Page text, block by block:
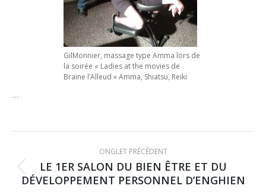
GilMonnier, massage type Amma lors de
la soirée « Ladies at the movies de
Braine l’Alleud » Amma, Shiatsu, Reiki
…
Navigation
de
ONGLET PRÉCÉDENT
Onglet
précédent
LE 1ER SALON DU BIEN ÊTRE ET DU
DÉVELOPPEMENT PERSONNEL D’ENGHIEN